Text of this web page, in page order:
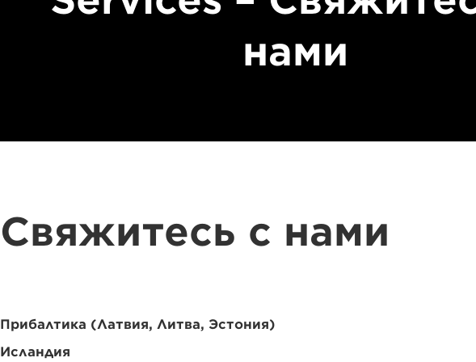
нами
Свяжитесь с нами
Прибалтика (Латвия, Литва, Эстония)
Исландия